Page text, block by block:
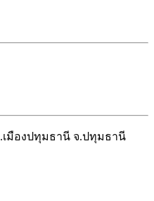
.เมืองปทุมธานี จ.ปทุมธานี